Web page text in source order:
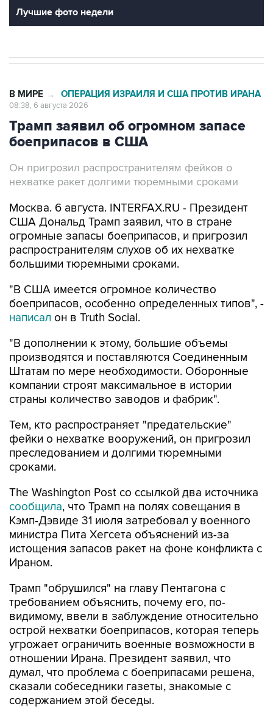
Лучшие фото недели
В МИРЕ → ОПЕРАЦИЯ ИЗРАИЛЯ И США ПРОТИВ ИРАНА
08:38, 6 августа 2026
Трамп заявил об огромном запасе
боеприпасов в США
Он пригрозил распространителям фейков о
нехватке ракет долгими тюремными сроками
Москва. 6 августа. INTERFAX.RU - Президент
США Дональд Трамп заявил, что в стране
огромные запасы боеприпасов, и пригрозил
распространителям слухов об их нехватке
большими тюремными сроками.
"В США имеется огромное количество
боеприпасов, особенно определенных типов", -
написал он в Truth Social.
"В дополнении к этому, большие объемы
производятся и поставляются Соединенным
Штатам по мере необходимости. Оборонные
компании строят максимальное в истории
страны количество заводов и фабрик".
Тем, кто распространяет "предательские"
фейки о нехватке вооружений, он пригрозил
преследованием и долгими тюремными
сроками.
The Washington Post со ссылкой два источника
сообщила, что Трамп на полях совещания в
Кэмп-Дэвиде 31 июля затребовал у военного
министра Пита Хегсета объяснений из-за
истощения запасов ракет на фоне конфликта с
Ираном.
Трамп "обрушился" на главу Пентагона с
требованием объяснить, почему его, по-
видимому, ввели в заблуждение относительно
острой нехватки боеприпасов, которая теперь
угрожает ограничить военные возможности в
отношении Ирана. Президент заявил, что
думал, что проблема с боеприпасами решена,
сказали собеседники газеты, знакомые с
содержанием этой беседы.